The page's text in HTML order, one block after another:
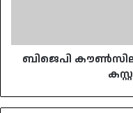
ബിജെപി